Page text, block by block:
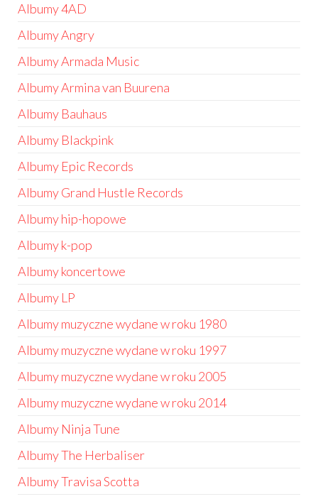
Albumy 4AD
Albumy Angry
Albumy Armada Music
Albumy Armina van Buurena
Albumy Bauhaus
Albumy Blackpink
Albumy Epic Records
Albumy Grand Hustle Records
Albumy hip-hopowe
Albumy k-pop
Albumy koncertowe
Albumy LP
Albumy muzyczne wydane w roku 1980
Albumy muzyczne wydane w roku 1997
Albumy muzyczne wydane w roku 2005
Albumy muzyczne wydane w roku 2014
Albumy Ninja Tune
Albumy The Herbaliser
Albumy Travisa Scotta